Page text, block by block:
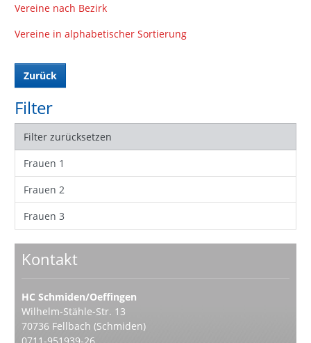
Vereine nach Bezirk
Vereine in alphabetischer Sortierung
Zurück
Filter
Filter zurücksetzen
Frauen 1
Frauen 2
Frauen 3
Kontakt
HC Schmiden/Oeffingen
Wilhelm-Stähle-Str. 13
70736 Fellbach (Schmiden)
0711-951939-26